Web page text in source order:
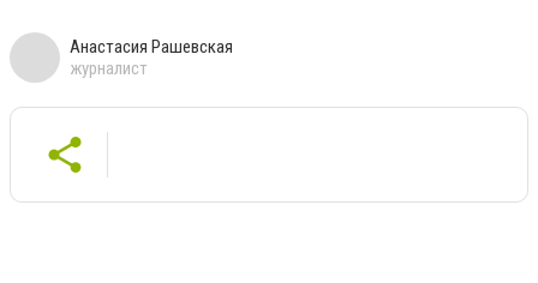
Анастасия Рашевская
журналист